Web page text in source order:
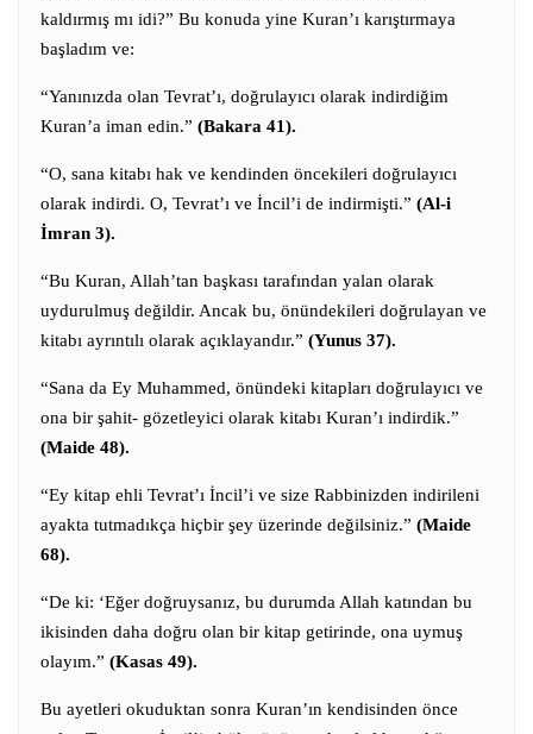
kaldırmış mı idi?” Bu konuda yine Kuran’ı karıştırmaya
başladım ve:
“Yanınızda olan Tevrat’ı, doğrulayıcı olarak indirdiğim
Kuran’a iman edin.” (Bakara 41).
“O, sana kitabı hak ve kendinden öncekileri doğrulayıcı
olarak indirdi. O, Tevrat’ı ve İncil’i de indirmişti.” (Al-i
İmran 3).
“Bu Kuran, Allah’tan başkası tarafından yalan olarak
uydurulmuş değildir. Ancak bu, önündekileri doğrulayan ve
kitabı ayrıntılı olarak açıklayandır.” (Yunus 37).
“Sana da Ey Muhammed, önündeki kitapları doğrulayıcı ve
ona bir şahit- gözetleyici olarak kitabı Kuran’ı indirdik.”
(Maide 48).
“Ey kitap ehli Tevrat’ı İncil’i ve size Rabbinizden indirileni
ayakta tutmadıkça hiçbir şey üzerinde değilsiniz.” (Maide
68).
“De ki: ‘Eğer doğruysanız, bu durumda Allah katından bu
ikisinden daha doğru olan bir kitap getirinde, ona uymuş
olayım.” (Kasas 49).
Bu ayetleri okuduktan sonra Kuran’ın kendisinden önce